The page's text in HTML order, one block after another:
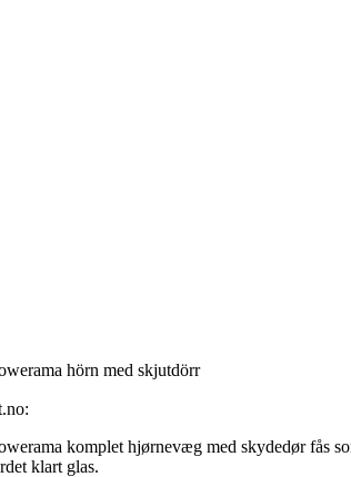
hörn med skjutdörr
komplet hjørnevæg med skydedør fås
klart glas.